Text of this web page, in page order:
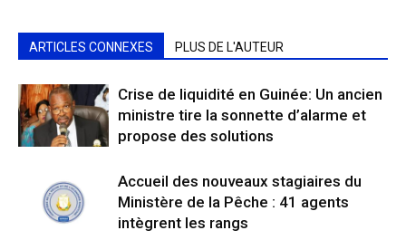
ARTICLES CONNEXES PLUS DE L'AUTEUR
Crise de liquidité en Guinée: Un ancien
ministre tire la sonnette d’alarme et
propose des solutions
Accueil des nouveaux stagiaires du
Ministère de la Pêche : 41 agents
intègrent les rangs